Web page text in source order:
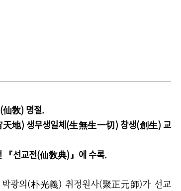
敎) 명절.
地) 생무생일체(生無生一切) 창생(創生) 교
『선교전(仙敎典)』 에 수록.
광의(朴光義) 취정원사(聚正元師)가 선교